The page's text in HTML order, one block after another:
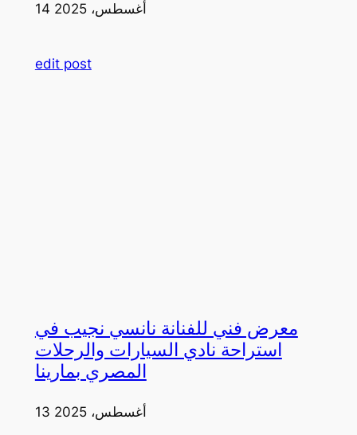
14 أغسطس، 2025
edit post
معرض فني للفنانة نانسي نجيب في
استراحة نادي السيارات والرحلات
المصري بمارينا
13 أغسطس، 2025